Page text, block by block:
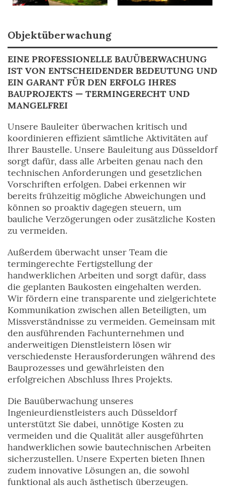
Objektüberwachung
EINE PROFESSIONELLE BAUÜBERWACHUNG
IST VON ENTSCHEIDENDER BEDEUTUNG UND
EIN GARANT FÜR DEN ERFOLG IHRES
BAUPROJEKTS — TERMINGERECHT UND
MANGELFREI
Unsere Bauleiter überwachen kritisch und
koordinieren effizient sämtliche Aktivitäten auf
Ihrer Baustelle. Unsere Bauleitung aus Düsseldorf
sorgt dafür, dass alle Arbeiten genau nach den
technischen Anforderungen und gesetzlichen
Vorschriften erfolgen. Dabei erkennen wir
bereits frühzeitig mögliche Abweichungen und
können so proaktiv dagegen steuern, um
bauliche Verzögerungen oder zusätzliche Kosten
zu vermeiden.
Außerdem überwacht unser Team die
termingerechte Fertigstellung der
handwerklichen Arbeiten und sorgt dafür, dass
die geplanten Baukosten eingehalten werden.
Wir fördern eine transparente und zielgerichtete
Kommunikation zwischen allen Beteiligten, um
Missverständnisse zu vermeiden. Gemeinsam mit
den ausführenden Fachunternehmen und
anderweitigen Dienstleistern lösen wir
verschiedenste Herausforderungen während des
Bauprozesses und gewährleisten den
erfolgreichen Abschluss Ihres Projekts.
Die Bauüberwachung unseres
Ingenieurdienstleisters auch Düsseldorf
unterstützt Sie dabei, unnötige Kosten zu
vermeiden und die Qualität aller ausgeführten
handwerklichen sowie bautechnischen Arbeiten
sicherzustellen. Unsere Experten bieten Ihnen
zudem innovative Lösungen an, die sowohl
funktional als auch ästhetisch überzeugen.